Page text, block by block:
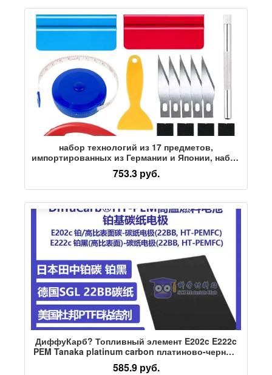
набор технологий из 17 предметов,
импортированных из Германии и Японии, набор
инструментов для нанесения автомобильных
пленок, инструмент для окраски
автомобильных стекол, автомобильные обои
753.3 руб.
ДиффуКарб? Топливный элемент E202c E222c
PEM Tanaka platinum carbon платиново-черный
электрод из углеродной бумаги SGL
585.9 руб.